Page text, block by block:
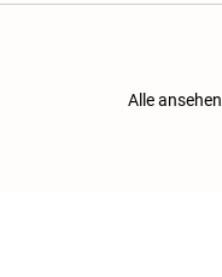
Alle ansehen